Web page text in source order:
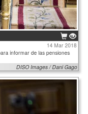
14 Mar 2018
informar de las pensiones
DISO Images / Dani Gago